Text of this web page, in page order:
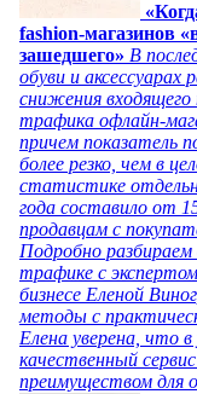
fashion-магазинов
зашедшего» В
обуви и аксессуарах
снижения
трафика офлайн-
причем показатель
более резко, чем в
статистике
года составило от
продавцам с
Подробно разбираем
трафике с
бизнесе Еленой
методы с
Елена уверена, что
качественный
преимуществом для